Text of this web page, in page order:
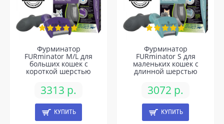
Фурминатор
FURminator M/L для
больших кошек c
короткой шерстью
3313 р.
КУПИТЬ
Фурминатор
FURminator S для
маленьких кошек c
длинной шерстью
3072 р.
КУПИТЬ